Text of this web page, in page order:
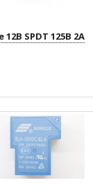
12В SPDT 125В 2А